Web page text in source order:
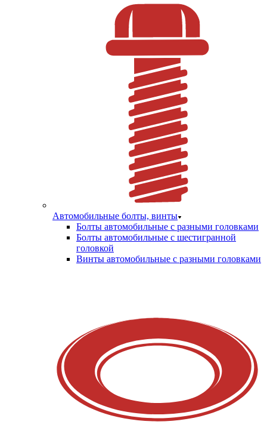
Автомобильные болты, винты
Болты автомобильные с разными головками
Болты автомобильные с шестигранной
головкой
Винты автомобильные с разными головками